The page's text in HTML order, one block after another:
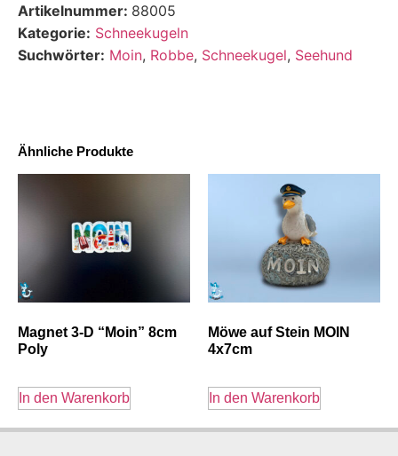
Artikelnummer: 88005
Kategorie: Schneekugeln
Suchwörter: Moin, Robbe, Schneekugel, Seehund
Ähnliche Produkte
Magnet 3-D “Moin” 8cm
Poly
In den Warenkorb
Möwe auf Stein MOIN
4x7cm
In den Warenkorb